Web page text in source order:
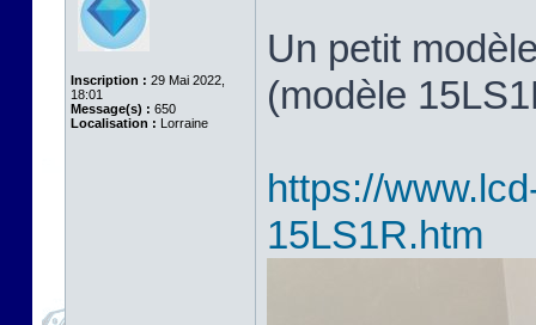
Inscription : 29 Mai 2022,
18:01
Message(s) : 650
Localisation : Lorraine
Un petit
(modèle
https://
15LS1R.htm